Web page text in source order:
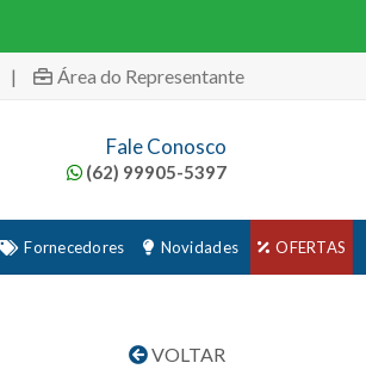
| Área do Representante
Fale Conosco
(62) 99905-5397
Fornecedores Novidades OFERTAS
VOLTAR